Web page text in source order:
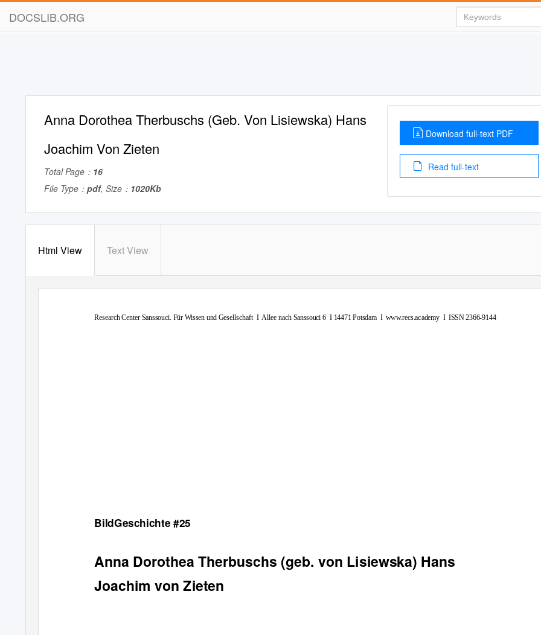
DOCSLIB.ORG
Anna Dorothea Therbuschs (Geb. Von Lisiewska) Hans
Joachim Von Zieten
Total Page： 16
File Type： pdf, Size： 1020Kb
Download full-text PDF
Read full-text
Html View Text View
Research Center Sanssouci. Für Wissen und Gesellschaft I Allee nach Sanssouci 6 I 14471 Potsdam I www.recs.academy I ISSN 2366-9144
BildGeschichte #25
Anna Dorothea Therbuschs (geb. von Lisiewska) Hans
Joachim von Zieten